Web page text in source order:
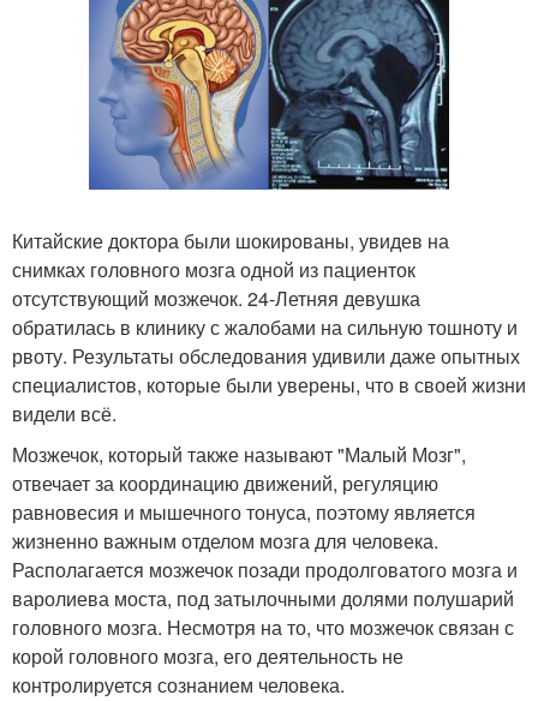
Китайские доктора были шокированы, увидев на
снимках головного мозга одной из пациенток
отсутствующий мозжечок. 24-Летняя девушка
обратилась в клинику с жалобами на сильную тошноту и
рвоту. Результаты обследования удивили даже опытных
специалистов, которые были уверены, что в своей жизни
видели всё.
Мозжечок, который также называют "Малый Мозг",
отвечает за координацию движений, регуляцию
равновесия и мышечного тонуса, поэтому является
жизненно важным отделом мозга для человека.
Располагается мозжечок позади продолговатого мозга и
варолиева моста, под затылочными долями полушарий
головного мозга. Несмотря на то, что мозжечок связан с
корой головного мозга, его деятельность не
контролируется сознанием человека.